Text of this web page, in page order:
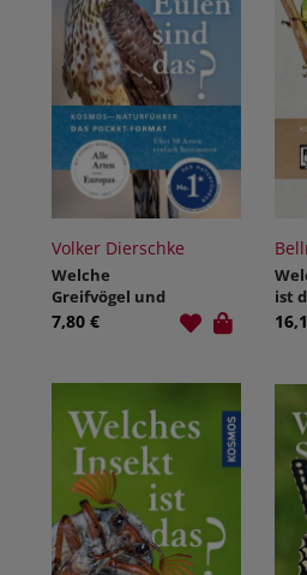
Volker Dierschke
Welche
Greifvögel und
Eulen sind das?
7,80 €
ist